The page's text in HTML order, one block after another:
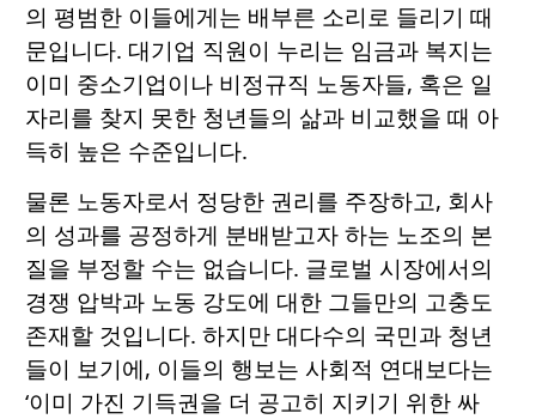
의 평범한 이들에게는 배부른 소리로 들리기 때
문입니다. 대기업 직원이 누리는 임금과 복지는
이미 중소기업이나 비정규직 노동자들, 혹은 일
자리를 찾지 못한 청년들의 삶과 비교했을 때 아
득히 높은 수준입니다.
물론 노동자로서 정당한 권리를 주장하고, 회사
의 성과를 공정하게 분배받고자 하는 노조의 본
질을 부정할 수는 없습니다. 글로벌 시장에서의
경쟁 압박과 노동 강도에 대한 그들만의 고충도
존재할 것입니다. 하지만 대다수의 국민과 청년
들이 보기에, 이들의 행보는 사회적 연대보다는
‘이미 가진 기득권을 더 공고히 지키기 위한 싸